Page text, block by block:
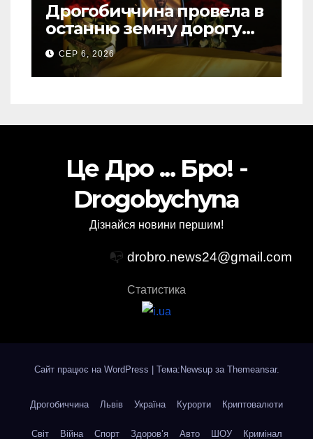
Дрогобиччина провела в
останню земну дорогу
свого Захисника – Олега
Торського
СЕР 6, 2026
Це Дро ... Бро! -
Drogobychyna
Дізнайся новини першим!
📭 drobro.news24@gmail.com
Статистика
Сайт працює на WordPress Тема:Newsup за Themeansar.
Дрогобиччина Львів Україна Курорти Криптовалюти
Світ Війна Спорт Здоров’я Авто ШОУ Кримінал